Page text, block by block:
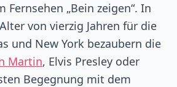
„Bein zeigen“. In
von vierzig Jahren für die
und New York bezaubern die
Martin, Elvis Presley oder
Begegnung mit dem